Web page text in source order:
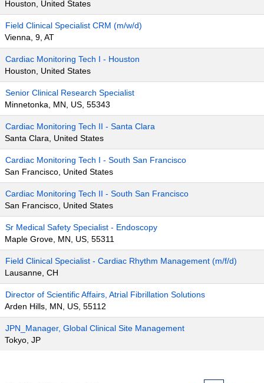
Houston, United States
Field Clinical Specialist CRM (m/w/d)
Vienna, 9, AT
Cardiac Monitoring Tech I - Houston
Houston, United States
Senior Clinical Research Specialist
Minnetonka, MN, US, 55343
Cardiac Monitoring Tech II - Santa Clara
Santa Clara, United States
Cardiac Monitoring Tech I - South San Francisco
San Francisco, United States
Cardiac Monitoring Tech II - South San Francisco
San Francisco, United States
Sr Medical Safety Specialist - Endoscopy
Maple Grove, MN, US, 55311
Field Clinical Specialist - Cardiac Rhythm Management (m/f/d)
Lausanne, CH
Director of Scientific Affairs, Atrial Fibrillation Solutions
Arden Hills, MN, US, 55112
JPN_Manager, Global Clinical Site Management
Tokyo, JP